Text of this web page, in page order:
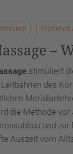
Krankheit
–
stimuliert
des
die Methode
und
Auszeit vom